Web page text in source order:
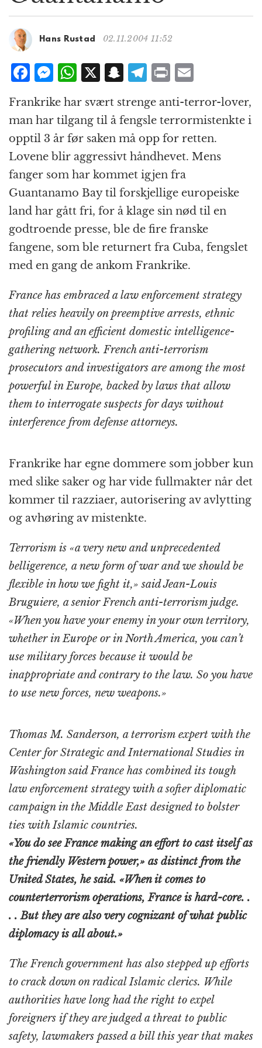
t
n
Hans Rustad 02.11.2004 11:52
F
a
c
e
b
o
o
k
M
e
ss
e
n
g
e
r
W
at
s
A
p
p
X S
a
p
c
h
at
T
e
g
r
a
m
P
ri
n
t
ai
l
Frankrike har svært strenge anti-terror-lover,
man har tilgang til å fengsle terrormistenkte i
opptil 3 år før saken må opp for retten.
Lovene blir aggressivt håndhevet. Mens
fanger som har kommet igjen fra
Guantanamo Bay til forskjellige europeiske
land har gått fri, for å klage sin nød til en
godtroende presse, ble de fire franske
fangene, som ble returnert fra Cuba, fengslet
med en gang de ankom Frankrike.
France has embraced a law enforcement strategy
that relies heavily on preemptive arrests, ethnic
profiling and an efficient domestic intelligence-
gathering network. French anti-terrorism
prosecutors and investigators are among the most
powerful in Europe, backed by laws that allow
them to interrogate suspects for days without
interference from defense attorneys.
Frankrike har egne dommere som jobber kun
med slike saker og har vide fullmakter når det
kommer til razziaer, autorisering av avlytting
og avhøring av mistenkte.
Terrorism is «a very new and unprecedented
belligerence, a new form of war and we should be
flexible in how we fight it,» said Jean-Louis
Bruguiere, a senior French anti-terrorism judge.
«When you have your enemy in your own territory,
whether in Europe or in North America, you can’t
use military forces because it would be
inappropriate and contrary to the law. So you have
to use new forces, new weapons.»
Thomas M. Sanderson, a terrorism expert with the
Center for Strategic and International Studies in
Washington said France has combined its tough
law enforcement strategy with a softer diplomatic
campaign in the Middle East designed to bolster
ties with Islamic countries.
«You do see France making an effort to cast itself as
the friendly Western power,» as distinct from the
United States, he said. «When it comes to
counterterrorism operations, France is hard-core. .
. . But they are also very cognizant of what public
diplomacy is all about.»
The French government has also stepped up efforts
to crack down on radical Islamic clerics. While
authorities have long had the right to expel
foreigners if they are judged a threat to public
safety, lawmakers passed a bill this year that makes